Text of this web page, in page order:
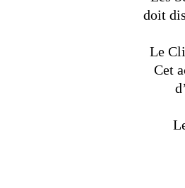
doit
Le
Cet